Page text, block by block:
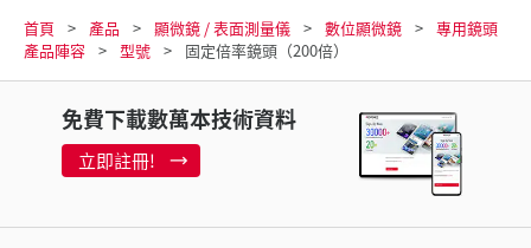
首頁 產品 顯微鏡 / 表面測量儀 數位顯微鏡
專用鏡頭
產品陣容
型號 固定倍率鏡頭（200倍）
免費下載數萬本技術資料
立即註冊!